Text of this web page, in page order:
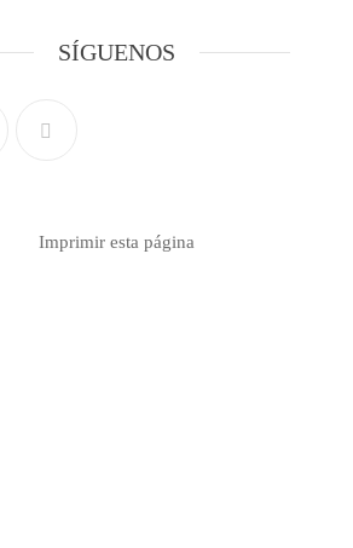
SÍGUENOS
Imprimir esta página